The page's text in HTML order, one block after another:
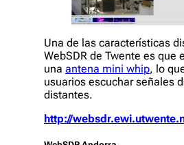
Una de las características
WebSDR de Twente es que
una antena mini whip, lo
usuarios escuchar señales
distantes.
http://